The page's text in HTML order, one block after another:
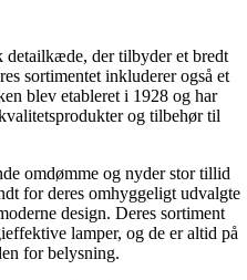
detailkæde, der tilbyder et bredt
sortimentet inkluderer også et
blev etableret i 1928 og har
og tilbehør til
omdømme og nyder stor tillid
for deres omhyggeligt udvalgte
design. Deres sortiment
lamper, og de er altid på
for belysning.